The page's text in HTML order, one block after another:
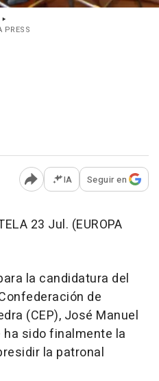
PRESS
Abrir opciones para
IA Seguir en
23 Jul. (EUROPA
la candidatura del
de
(CEP), José Manuel
ha sido finalmente la
la patronal